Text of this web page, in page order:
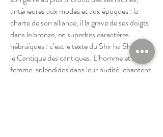
antérieures aux modes et aux époques : la
charte de son alliance, il la grave de ses doigts
dans le bronze, en superbes caractères
hébraïques : c’est le texte du Shir ha Shirim,
le Cantique des cantiques. L’homme et la
femme, splendides dans leur nudité, chantent